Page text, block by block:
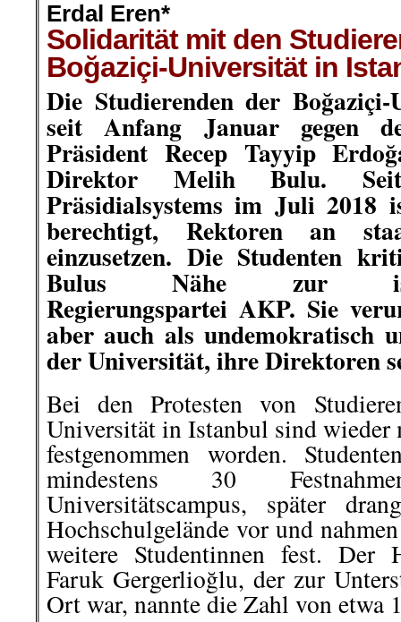
Erdal Eren*
Solidarität mit den
Boğaziçi-Universität in
Die Studierenden der
seit Anfang Januar gegen
Präsident Recep Tayyip
Direktor Melih Bulu.
Präsidialsystems im Juli 2018
berechtigt, Rektoren an
einzusetzen. Die Studenten
Bulus Nähe zur
Regierungspartei AKP. Sie
aber auch als undemokratisch
der Universität, ihre Direktoren
Bei den Protesten von
Universität in Istanbul sind wieder
festgenommen worden.
mindestens 30
Universitätscampus, später
Hochschulgelände vor und
weitere Studentinnen fest. Der
Faruk Gergerlioğlu, der zur
Ort war, nannte die Zahl von etwa